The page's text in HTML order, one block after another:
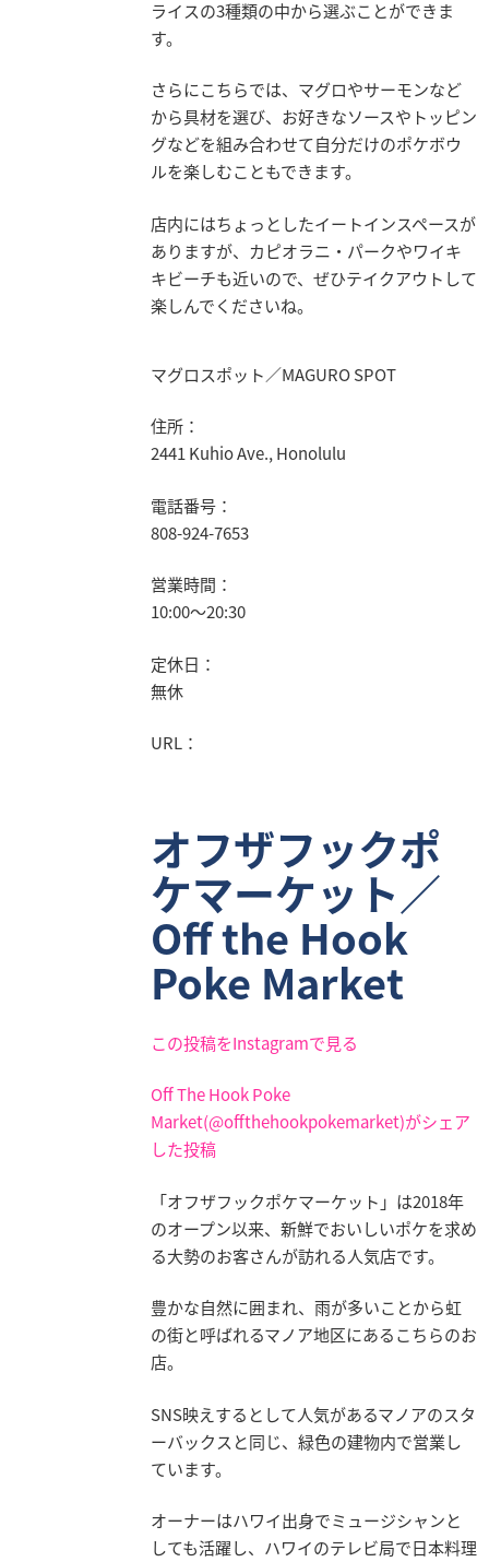
ライスの3種類の中から選ぶことができま
す。
さらにこちらでは、マグロやサーモンなど
から具材を選び、お好きなソースやトッピン
グなどを組み合わせて自分だけのポケボウ
ルを楽しむこともできます。
店内にはちょっとしたイートインスペースが
ありますが、カピオラニ・パークやワイキ
キビーチも近いので、ぜひテイクアウトして
楽しんでくださいね。
マグロスポット／MAGURO SPOT
住所：
2441 Kuhio Ave., Honolulu
電話番号：
808-924-7653
営業時間：
10:00～20:30
定休日：
無休
URL：
オフザフックポ
ケマーケット／
Off the Hook
Poke Market
この投稿をInstagramで見る
Off The Hook Poke
Market(@offthehookpokemarket)がシェア
した投稿
「オフザフックポケマーケット」は2018年
のオープン以来、新鮮でおいしいポケを求め
る大勢のお客さんが訪れる人気店です。
豊かな自然に囲まれ、雨が多いことから虹
の街と呼ばれるマノア地区にあるこちらのお
店。
SNS映えするとして人気があるマノアのスタ
ーバックスと同じ、緑色の建物内で営業し
ています。
オーナーはハワイ出身でミュージシャンと
しても活躍し、ハワイのテレビ局で日本料理